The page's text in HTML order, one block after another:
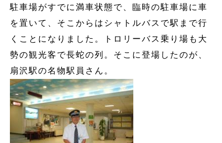
駐車場がすでに満車状態で、臨時の駐車場に車
を置いて、そこからはシャトルバスで駅まで行
くことになりました。トロリーバス乗り場も大
勢の観光客で長蛇の列。そこに登場したのが、
扇沢駅の名物駅員さん。